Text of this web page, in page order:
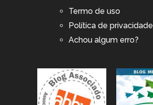
Termo de uso
Política de privacidade
Achou algum erro?